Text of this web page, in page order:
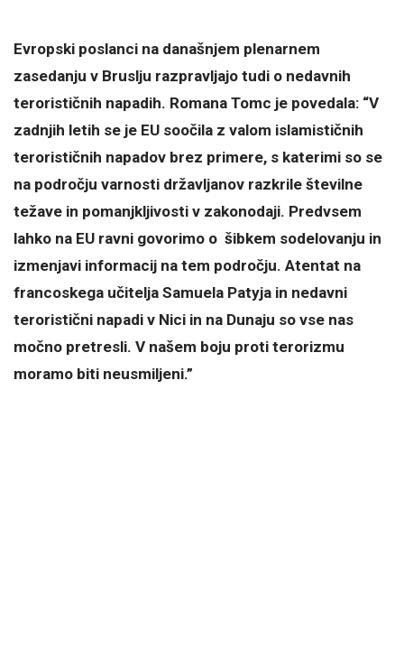
Evropski poslanci na današnjem plenarnem
zasedanju v Bruslju razpravljajo tudi o nedavnih
terorističnih napadih. Romana Tomc je povedala: “V
zadnjih letih se je EU soočila z valom islamističnih
terorističnih napadov brez primere, s katerimi so se
na področju varnosti državljanov razkrile številne
težave in pomanjkljivosti v zakonodaji. Predvsem
lahko na EU ravni govorimo o šibkem sodelovanju in
izmenjavi informacij na tem področju. Atentat na
francoskega učitelja Samuela Patyja in nedavni
teroristični napadi v Nici in na Dunaju so vse nas
močno pretresli. V našem boju proti terorizmu
moramo biti neusmiljeni.”